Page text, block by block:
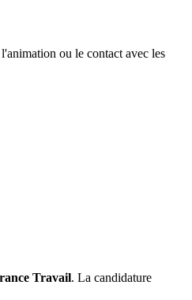
ou le contact avec les
Travail. La candidature